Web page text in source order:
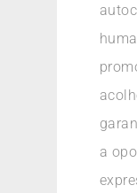
a